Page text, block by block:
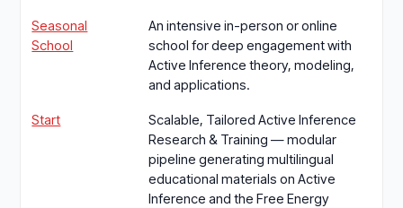
Seasonal
School
An intensive in-person or online
school for deep engagement with
Active Inference theory, modeling,
and applications.
Start
Scalable, Tailored Active Inference
Research & Training — modular
pipeline generating multilingual
educational materials on Active
Inference and the Free Energy